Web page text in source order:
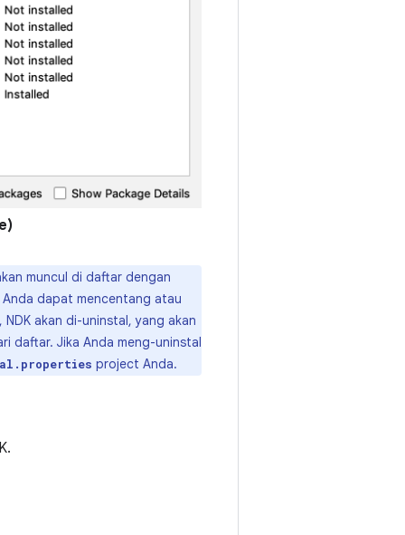
muncul di daftar dengan
dapat mencentang atau
akan di-uninstal, yang akan
daftar. Jika Anda meng-uninstal
project Anda.